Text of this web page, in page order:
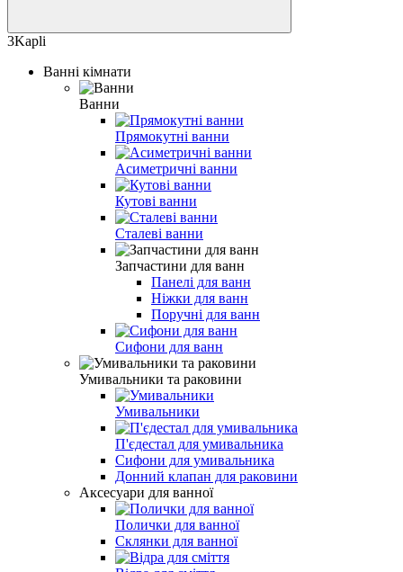
3Kapli
Ванні кімнати
Ванни
Прямокутні ванни
Асиметричні ванни
Кутові ванни
Сталеві ванни
Запчастини для ванн
Панелі для ванн
Ніжки для ванн
Поручні для ванн
Сифони для ванн
Умивальники та раковини
Умивальники
П'єдестал для умивальника
Сифони для умивальника
Донний клапан для раковини
Аксесуари для ванної
Полички для ванної
Склянки для ванної